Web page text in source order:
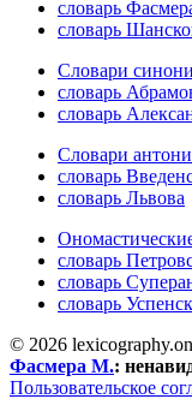
словарь
словарь
Словари
словарь
словарь
Словари
словарь
словарь Львова
словарь
словарь
словарь
© 2026
Фасмера М.:
Пользовательское